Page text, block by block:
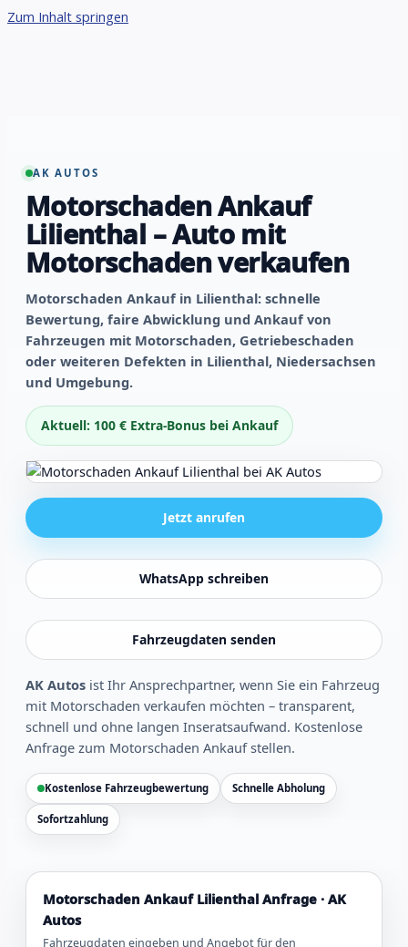
Zum Inhalt springen
AK AUTOS
Motorschaden Ankauf
Lilienthal – Auto mit
Motorschaden verkaufen
Motorschaden Ankauf in Lilienthal: schnelle
Bewertung, faire Abwicklung und Ankauf von
Fahrzeugen mit Motorschaden, Getriebeschaden
oder weiteren Defekten in Lilienthal, Niedersachsen
und Umgebung.
Aktuell: 100 € Extra-Bonus bei Ankauf
Jetzt anrufen
WhatsApp schreiben
Fahrzeugdaten senden
AK Autos ist Ihr Ansprechpartner, wenn Sie ein Fahrzeug
mit Motorschaden verkaufen möchten – transparent,
schnell und ohne langen Inseratsaufwand. Kostenlose
Anfrage zum Motorschaden Ankauf stellen.
Kostenlose Fahrzeugbewertung Schnelle Abholung
Sofortzahlung
Motorschaden Ankauf Lilienthal Anfrage · AK
Autos
Fahrzeugdaten eingeben und Angebot für den